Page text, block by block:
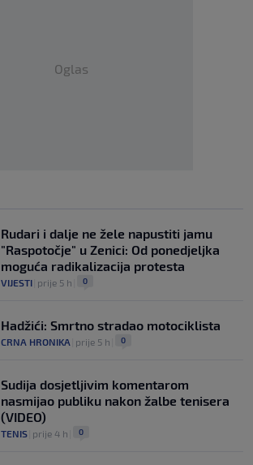
Oglas
Rudari i dalje ne žele napustiti jamu
"Raspotočje" u Zenici: Od ponedjeljka
moguća radikalizacija protesta
VIJESTI prije 5 h 0
Hadžići: Smrtno stradao motociklista
CRNA HRONIKA prije 5 h 0
Sudija dosjetljivim komentarom
nasmijao publiku nakon žalbe tenisera
(VIDEO)
TENIS prije 4 h 0